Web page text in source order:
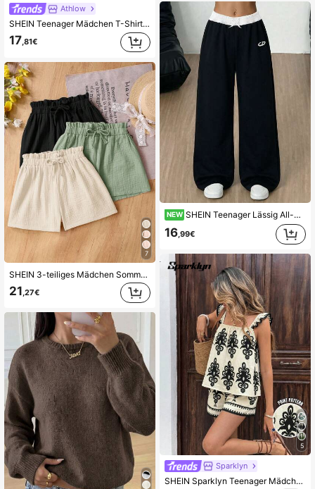
Athlow
SHEIN Teenager Mädchen T-Shirt Set, lockeres T-Shirt mit weiten Ärmeln + lockere lange Hose Set, Air Layer knuspriger, bequemer Stoff, Off-White frisch und sauber, Urlaubs-Casual geeignet für Outdoor-Outfit.
17,81€
7
SHEIN 3-teiliges Mädchen Sommer Set: Gewebte, weiche, doppellagige Gaze-Rüschenshorts mit Gummibund, einfarbig, vielseitig und luftig
21 ,27€
NEW SHEIN Teenager Lässig All-Match Vielseitig Street Gerade Weite Beine Farbblock Patchwork Doppelter Bund Design Thermofutter Jogginghose Herbst/Winter
16 ,99€
5
Sparklyn
SHEIN Sparklyn Teenager Mädchen Bedruckter Träger-Camisole + Lässige Shorts 2-teiliges Set